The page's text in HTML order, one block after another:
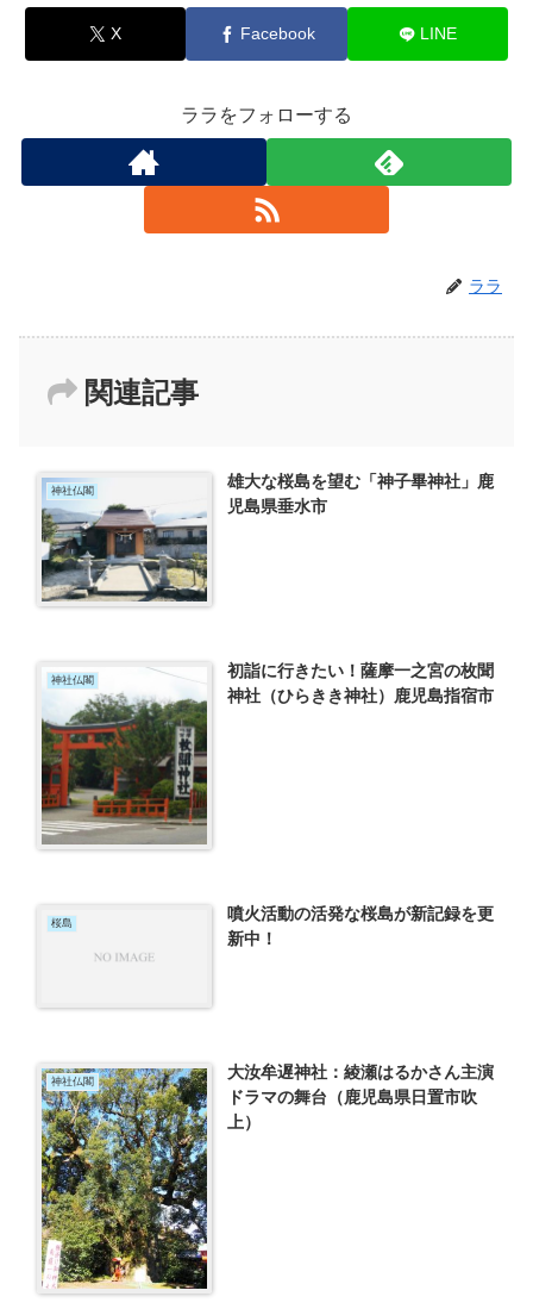
X Facebook LINE
ララをフォローする
ララ
関連記事
神社仏閣
雄大な桜島を望む「神子畢神社」鹿
児島県垂水市
神社仏閣
初詣に行きたい！薩摩一之宮の枚聞
神社（ひらきき神社）鹿児島指宿市
桜島
噴火活動の活発な桜島が新記録を更
新中！
神社仏閣
大汝牟遅神社：綾瀬はるかさん主演
ドラマの舞台（鹿児島県日置市吹
上）